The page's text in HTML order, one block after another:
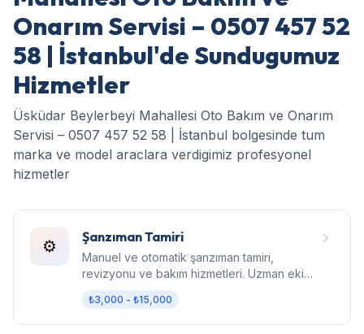
Onarım Servisi – 0507 457 52
58 | İstanbul'de Sundugumuz
Hizmetler
Üsküdar Beylerbeyi Mahallesi Oto Bakım ve Onarım
Servisi – 0507 457 52 58 | İstanbul bolgesinde tum
marka ve model araclara verdigimiz profesyonel
hizmetler
⚙️ Şanzıman Tamiri
Manuel ve otomatik şanzıman tamiri,
revizyonu ve bakım hizmetleri. Uzman ekip,
₺3,000 - ₺15,000